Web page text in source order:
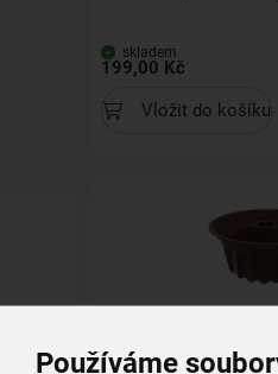
Používáme
skladem
199,00 Kč
Vložit do košíku